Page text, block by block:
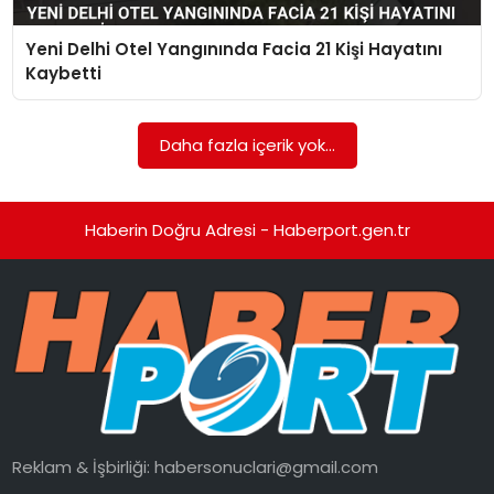
SPOR
TEKNOLOJI
EKONOMI
Yeni Delhi Otel Yangınında Facia 21 Kişi Hayatını
Kaybetti
Daha fazla içerik yok...
Haberin Doğru Adresi - Haberport.gen.tr
Reklam & İşbirliği:habersonuclari@gmail.com